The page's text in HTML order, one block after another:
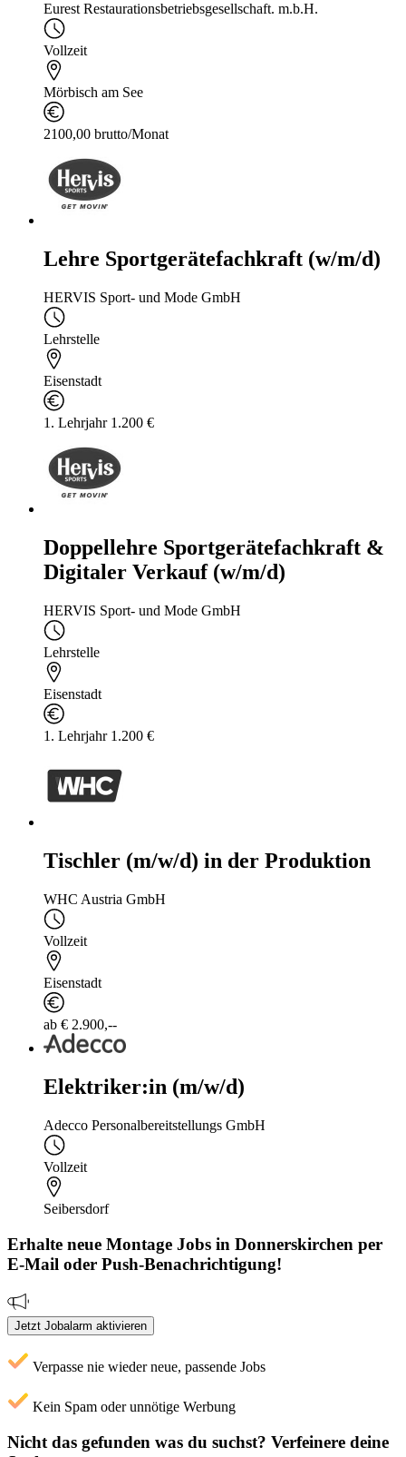
Eurest Restaurationsbetriebsgesellschaft. m.b.H.
Vollzeit
Mörbisch am See
2100,00 brutto/Monat
Lehre Sportgerätefachkraft (w/m/d)
HERVIS Sport- und Mode GmbH
Lehrstelle
Eisenstadt
1. Lehrjahr 1.200 €
Doppellehre Sportgerätefachkraft &
Digitaler Verkauf (w/m/d)
HERVIS Sport- und Mode GmbH
Lehrstelle
Eisenstadt
1. Lehrjahr 1.200 €
Tischler (m/w/d) in der Produktion
WHC Austria GmbH
Vollzeit
Eisenstadt
ab € 2.900,--
Elektriker:in (m/w/d)
Adecco Personalbereitstellungs GmbH
Vollzeit
Seibersdorf
Erhalte neue Montage Jobs in Donnerskirchen per
E-Mail oder Push-Benachrichtigung!
Jetzt Jobalarm aktivieren
Verpasse nie wieder neue, passende Jobs
Kein Spam oder unnötige Werbung
Nicht das gefunden was du suchst? Verfeinere deine